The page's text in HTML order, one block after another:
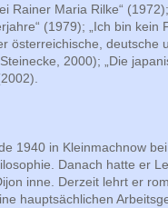
Rainer Maria Rilke“
(1979); „Ich bin
österreichische, deutsche
2000); „Die
1940 in Kleinmachnow
Danach hatte er
inne. Derzeit lehrt er
hauptsächlichen